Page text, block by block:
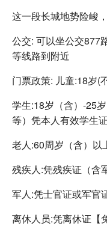
这一段长城地势险峻
公交: 可以坐公交877
等线路到附近
门票政策: 儿童:18岁(
学生:18岁（含）-25
等）凭本人有效学生证
老人:60周岁（含）以
残疾人:凭残疾证（含
军人:凭士官证或军官
离休人员:凭离休证【